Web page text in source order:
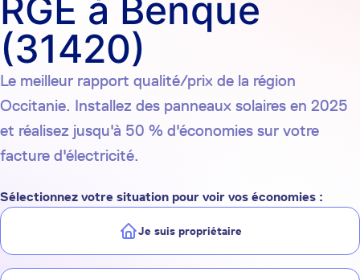
RGE à Benque
(31420)
Le meilleur rapport qualité/prix de la région
Occitanie. Installez des panneaux solaires en 2025
et réalisez jusqu'à 50 % d'économies sur votre
facture d'électricité.
Sélectionnez votre situation pour voir vos économies :
Je suis propriétaire